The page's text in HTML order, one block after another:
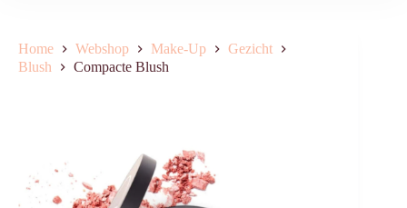
Home Webshop Make-Up
Gezicht
Blush
Compacte Blush